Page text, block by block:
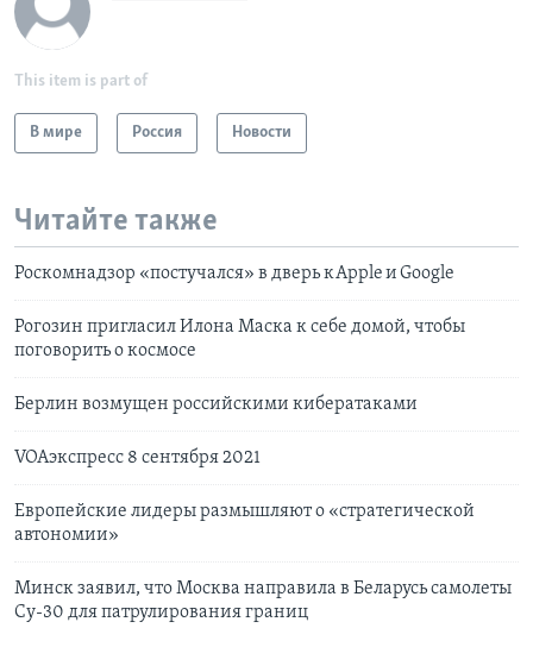
This item is part of
В мире Россия Новости
Читайте также
Роскомнадзор «постучался» в дверь к Apple и Google
Рогозин пригласил Илона Маска к себе домой, чтобы
поговорить о космосе
Берлин возмущен российскими кибератаками
VOAэкспресс 8 сентября 2021
Европейские лидеры размышляют о «стратегической
автономии»
Минск заявил, что Москва направила в Беларусь самолеты
Су-30 для патрулирования границ